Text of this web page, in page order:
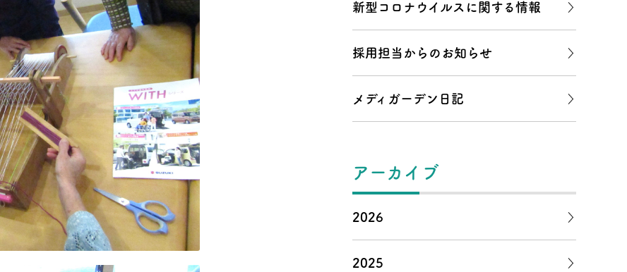
新型コロナウイルスに関する情報
採用担当からのお知らせ
メディガーデン日記
アーカイブ
2026
2025